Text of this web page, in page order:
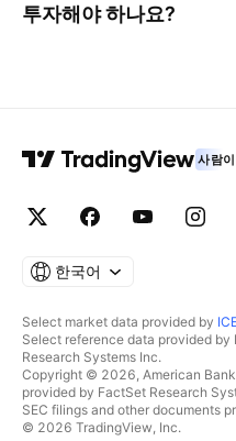
투자해야 하나요?
사람
한국어
Select market data provided by
Select reference data provided
Research Systems Inc.
Copyright © 2026, American
provided by FactSet Research
SEC filings and other documents
© 2026 TradingView, Inc.